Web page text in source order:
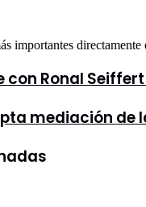
importantes directamente
con Ronal
mediación